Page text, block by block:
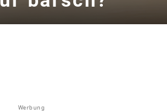
Werbung